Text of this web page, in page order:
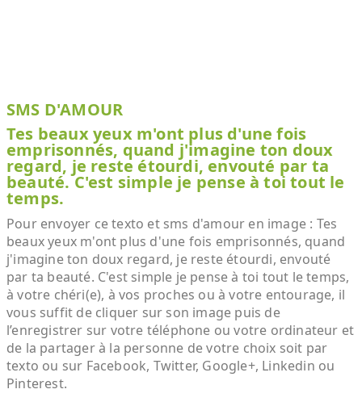
SMS D'AMOUR
Tes beaux yeux m'ont plus d'une fois
emprisonnés, quand j'imagine ton doux
regard, je reste étourdi, envouté par ta
beauté. C'est simple je pense à toi tout le
temps.
Pour envoyer ce texto et sms d'amour en image : Tes
beaux yeux m'ont plus d'une fois emprisonnés, quand
j'imagine ton doux regard, je reste étourdi, envouté
par ta beauté. C'est simple je pense à toi tout le temps,
à votre chéri(e), à vos proches ou à votre entourage, il
vous suffit de cliquer sur son image puis de
l’enregistrer sur votre téléphone ou votre ordinateur et
de la partager à la personne de votre choix soit par
texto ou sur Facebook, Twitter, Google+, Linkedin ou
Pinterest.